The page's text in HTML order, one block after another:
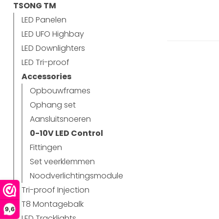
9,6
TSONG TM
LED Panelen
LED UFO Highbay
LED Downlighters
LED Tri-proof
Accessories
Opbouwframes
Ophang set
Aansluitsnoeren
0-10V LED Control
Fittingen
Set veerklemmen
Noodverlichtingsmodule
Tri-proof Injection
T8 Montagebalk